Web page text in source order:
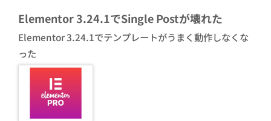
Elementor 3.24.1でSingle Postが壊れた
Elementor 3.24.1でテンプレートがうまく動作しなくな
った